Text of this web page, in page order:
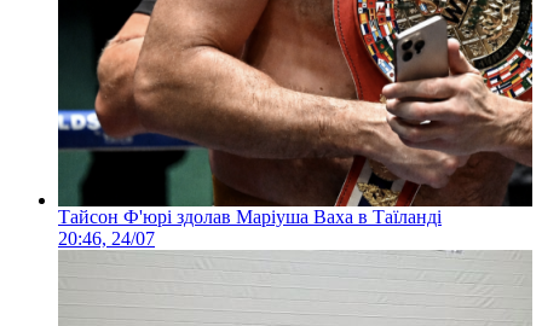
Тайсон Ф'юрі здолав Маріуша Ваха в Таїланді
20:46, 24/07